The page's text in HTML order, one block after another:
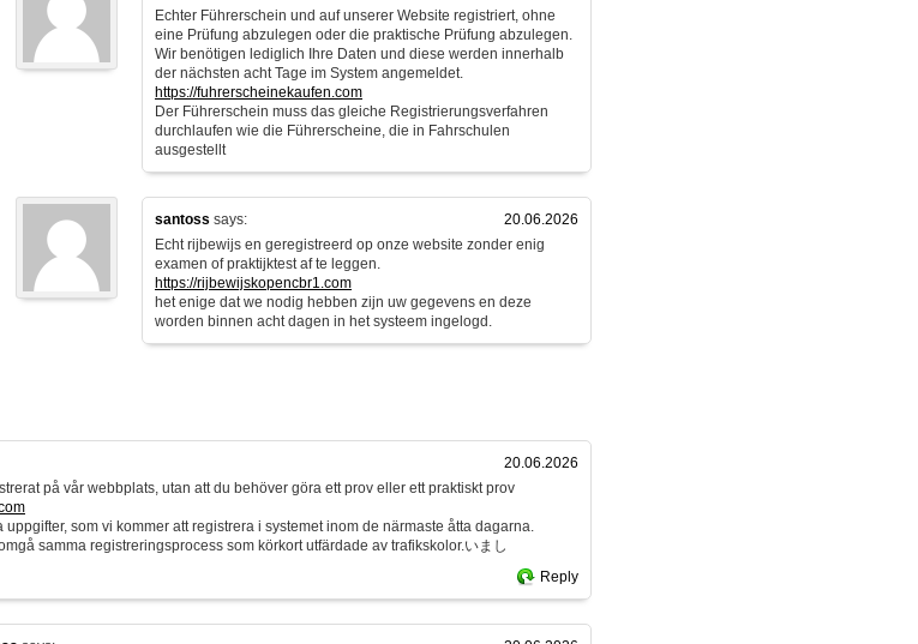
Echter Führerschein und auf unserer Website registriert, ohne
eine Prüfung abzulegen oder die praktische Prüfung abzulegen.
Wir benötigen lediglich Ihre Daten und diese werden innerhalb
der nächsten acht Tage im System angemeldet.
https://fuhrerscheinekaufen.com
Der Führerschein muss das gleiche Registrierungsverfahren
durchlaufen wie die Führerscheine, die in Fahrschulen
ausgestellt
santoss says:
20.06.2026
Echt rijbewijs en geregistreerd op onze website zonder enig
examen of praktijktest af te leggen.
https://rijbewijskopencbr1.com
het enige dat we nodig hebben zijn uw gegevens en deze
worden binnen acht dagen in het systeem ingelogd.
20.06.2026
på vår webbplats, utan att du behöver göra ett prov eller ett praktiskt prov
som vi kommer att registrera i systemet inom de närmaste åtta dagarna.
samma registreringsprocess som körkort utfärdade av trafikskolor.いまし
Reply